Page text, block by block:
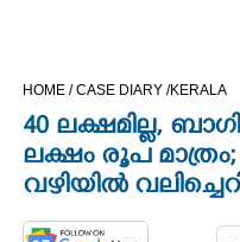
OPINION
HOME /CASE DIARY /KERALA
40 ലക്ഷമില്ല,
ലക്ഷം രൂപ
വഴിയിൽ